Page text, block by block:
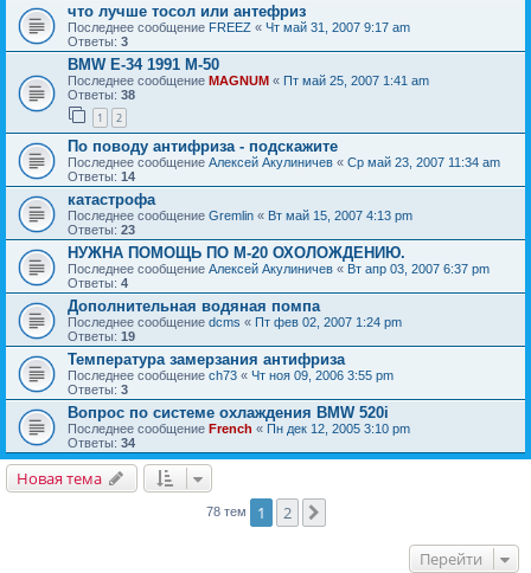
что лучше тосол или антефриз
Последнее сообщение FREEZ « Чт май 31, 2007 9:17 am
Ответы: 3
BMW E-34 1991 M-50
Последнее сообщение MAGNUM « Пт май 25, 2007 1:41 am
Ответы: 38
1 2
По поводу антифриза - подскажите
Последнее сообщение Алексей Акулиничев « Ср май 23, 2007 11:34 am
Ответы: 14
катастрофа
Последнее сообщение Gremlin « Вт май 15, 2007 4:13 pm
Ответы: 23
НУЖНА ПОМОЩЬ ПО М-20 ОХОЛОЖДЕНИЮ.
Последнее сообщение Алексей Акулиничев « Вт апр 03, 2007 6:37 pm
Ответы: 4
Дополнительная водяная помпа
Последнее сообщение dcms « Пт фев 02, 2007 1:24 pm
Ответы: 19
Температура замерзания антифриза
Последнее сообщение ch73 « Чт ноя 09, 2006 3:55 pm
Ответы: 3
Вопрос по системе охлаждения BMW 520i
Последнее сообщение French « Пн дек 12, 2005 3:10 pm
Ответы: 34
Новая тема
78 тем 1 2
Перейти